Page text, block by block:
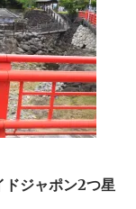
ドジャポン2つ星